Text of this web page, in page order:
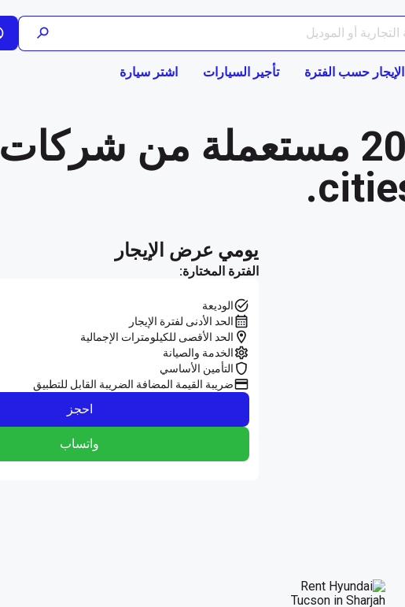
الإيجار حسب الفترة تأجير السيارات اشتر سيارة
اشترِ سيارة فضي 2021 مستعملة من شركات
يومي عرض الإيجار
الفترة المختارة:
الوديعة
الحد الأدنى لفترة الإيجار
الحد الأقصى للكيلومترات الإجمالية
الخدمة والصيانة
التأمين الأساسي
ضريبة القيمة المضافة الضريبة القابل للتطبيق
احجز
واتساب